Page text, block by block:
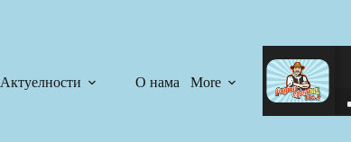
Актуелности О нама More